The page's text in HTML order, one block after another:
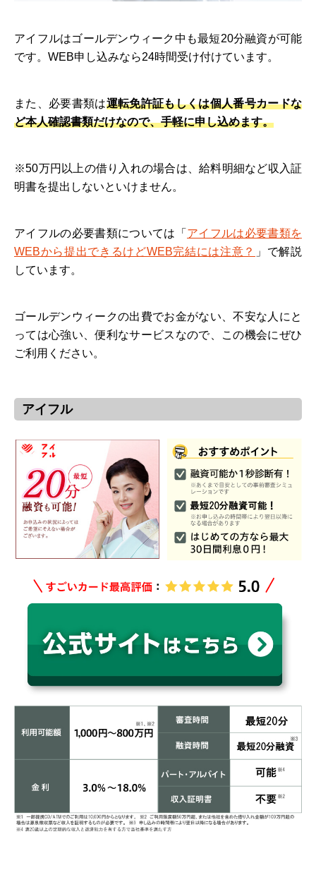
アイフルはゴールデンウィーク中も最短20分融資が可能
です。WEB申し込みなら24時間受け付けています。
また、必要書類は運転免許証もしくは個人番号カードな
ど本人確認書類だけなので、手軽に申し込めます。
※50万円以上の借り入れの場合は、給料明細など収入証
明書を提出しないといけません。
アイフルの必要書類については「 アイフルは必要書類を
WEBから提出できるけどWEB完結には注意？ 」で解説
しています。
ゴールデンウィークの出費でお金がない、不安な人にと
っては心強い、便利なサービスなので、この機会にぜひ
ご利用ください。
アイフル